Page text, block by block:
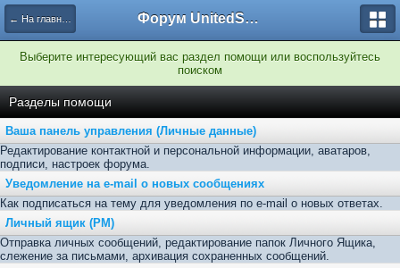
← На главную Форум UnitedSouth
Выберите интересующий вас раздел помощи или воспользуйтесь
поиском
Разделы помощи
Ваша панель управления (Личные данные)
Редактирование контактной и персональной информации, аватаров,
подписи, настроек форума.
Уведомление на e-mail о новых сообщениях
Как подписаться на тему для уведомления по e-mail о новых ответах.
Личный ящик (PM)
Отправка личных сообщений, редактирование папок Личного Ящика,
слежение за письмами, архивация сохраненных сообщений.